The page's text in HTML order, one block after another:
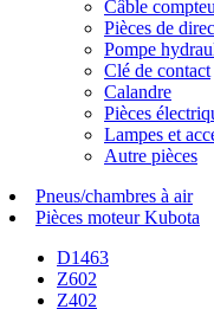
Câble
Pièces de
Pompe
Clé de contact
Calandre
Pièces
Lampes et
Autre pièces
Pneus/chambres à air
Pièces moteur Kubota
D1463
Z602
Z402